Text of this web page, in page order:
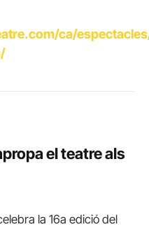
ca/
el teatre als
la 16a edició del